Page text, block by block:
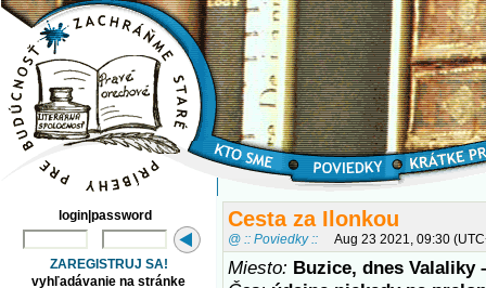
login|password
ZAREGISTRUJ SA!
vyhľadávanie na stránke
Cesta za Ilonkou
@ :: Poviedky :: Aug 23 2021, 09:30
Miesto: Buzice, dnes Valaliky